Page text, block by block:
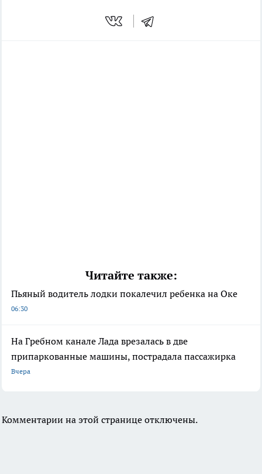
Читайте также:
Пьяный водитель лодки покалечил ребенка на Оке
06:30
На Гребном канале Лада врезалась в две
припаркованные машины, пострадала пассажирка
Вчера
Комментарии на этой странице отключены.